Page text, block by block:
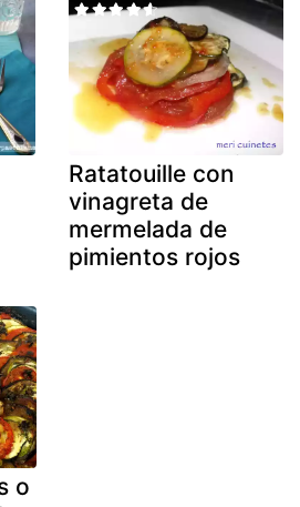
Ratatouille con
vinagreta de
mermelada de
pimientos rojos
o